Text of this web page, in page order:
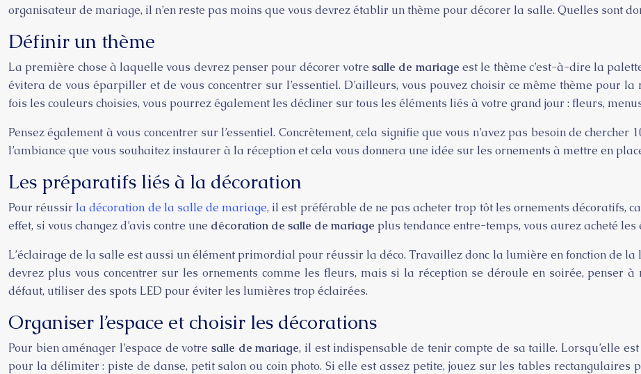
organisateur de mariage, il n’en reste pas moins que vous devrez établir un thème pour décorer la salle. Quelles sont
Définir un thème
La première chose à laquelle vous devrez penser pour décorer votresalle de mariage est le thème c’est-à-dire la
évitera de vous éparpiller et de vous concentrer sur l’essentiel. D’ailleurs, vous pouvez choisir ce même thème pour
fois les couleurs choisies, vous pourrez également les décliner sur tous les éléments liés à votre grand jour : fleurs,
Pensez également à vous concentrer sur l’essentiel. Concrètement, cela signifie que vous n’avez pas besoin de chercher
l’ambiance que vous souhaitez instaurer à la réception et cela vous donnera une idée sur les ornements à mettre en
Les préparatifs liés à la décoration
Pour réussir la décoration de la salle de mariage, il est préférable de ne pas acheter trop tôt les ornements décoratifs,
effet, si vous changez d’avis contre une décoration de salle de mariage plus tendance entre-temps, vous aurez acheté
L’éclairage de la salle est aussi un élément primordial pour réussir la déco. Travaillez donc la lumière en fonction de
devrez plus vous concentrer sur les ornements comme les fleurs, mais si la réception se déroule en soirée, penser
défaut, utiliser des spots LED pour éviter les lumières trop éclairées.
Organiser l’espace et choisir les décorations
Pour bien aménager l’espace de votre salle de mariage, il est indispensable de tenir compte de sa taille. Lorsqu’elle
pour la délimiter : piste de danse, petit salon ou coin photo. Si elle est assez petite, jouez sur les tables rectangulaires